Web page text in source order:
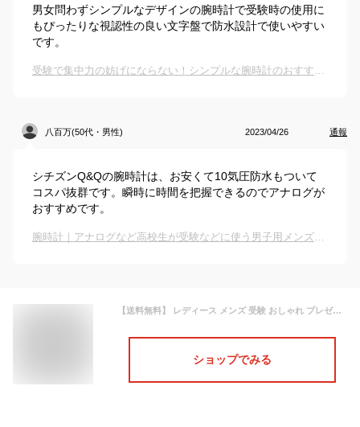
男女問わずシンプルなデザインの腕時計で受験時の使用に
もぴったりな視認性の良い文字盤で防水設計で使いやすい
です。
受験で集中力の妨げにならない！シンプルな腕時計のおすすめは？
八百万(50代・男性) 2023/04/26 通報
シチズンQ&Qの腕時計は、お安くて10気圧防水もついて
コスパ抜群です。瞬時に時間を把握できるのでアナログが
おすすめです。
腕時計｜アナログなど高校生が受験などに使う男子用メンズリストウォッチのおすすめは？
【送料無料】 レディース メンズ 受験 おしゃれ プレゼント [v06a-018vk] シチズン Q&Q falcon 腕時計 アナログ 防水 ウレタンベルト ブラック 10気圧防水 ネコポス配送 プチプラ 時計 かわいい 防水 手軽 安い カジュアル 黒/黒
ショップでみる